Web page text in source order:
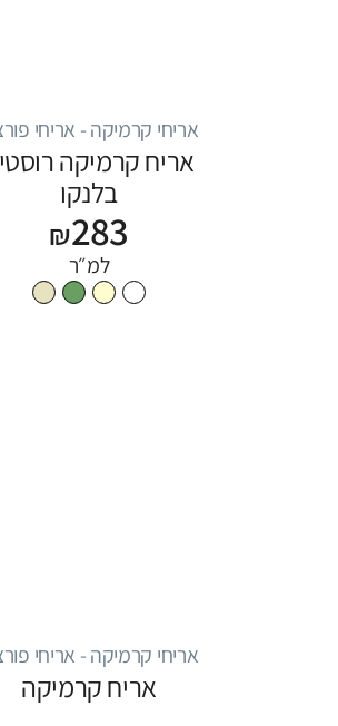
אריחי קרמיקה - אריחי
אריח קרמיקה
בלנקו
₪283
למ״ר
אריחי קרמיקה - אריחי
אריח קרמיקה